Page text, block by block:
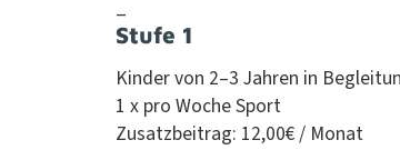
Stufe 1
Kinder von 2–3 Jahren in
1 x pro Woche Sport
Zusatzbeitrag: 12,00€ / Monat